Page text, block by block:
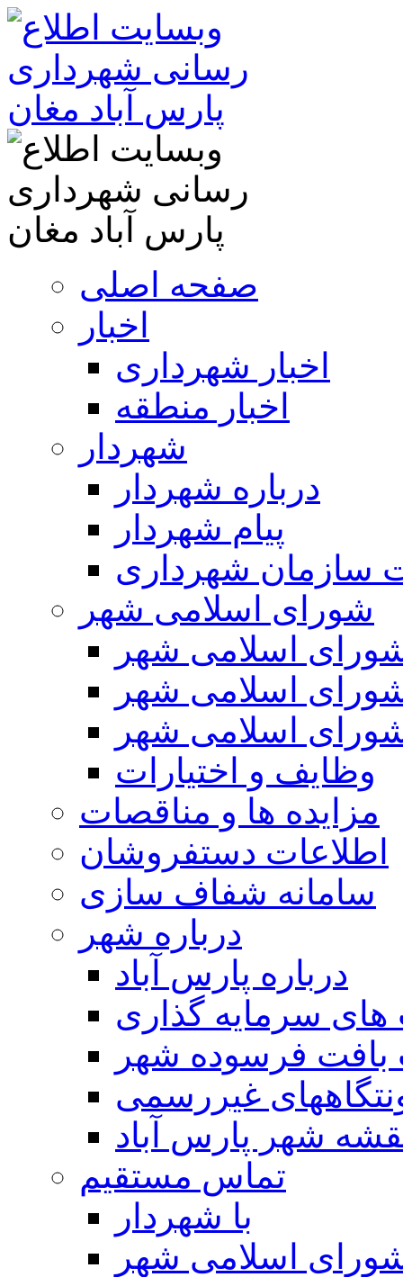
صفحه اصلی
اخبار
اخبار شهرداری
اخبار منطقه
شهردار
درباره شهردار
پیام شهردار
سازمان شهرداری
شورای اسلامی شهر
اسلامی شهر
اسلامی شهر
اسلامی شهر
وظایف و اختیارات
مزایده ها و مناقصات
اطلاعات دستفروشان
سامانه شفاف سازی
درباره شهر
درباره پارس آباد
سرمایه گذاری
بافت فرسوده شهر
غیررسمی
شهر پارس آباد
تماس مستقیم
با شهردار
اسلامی شهر